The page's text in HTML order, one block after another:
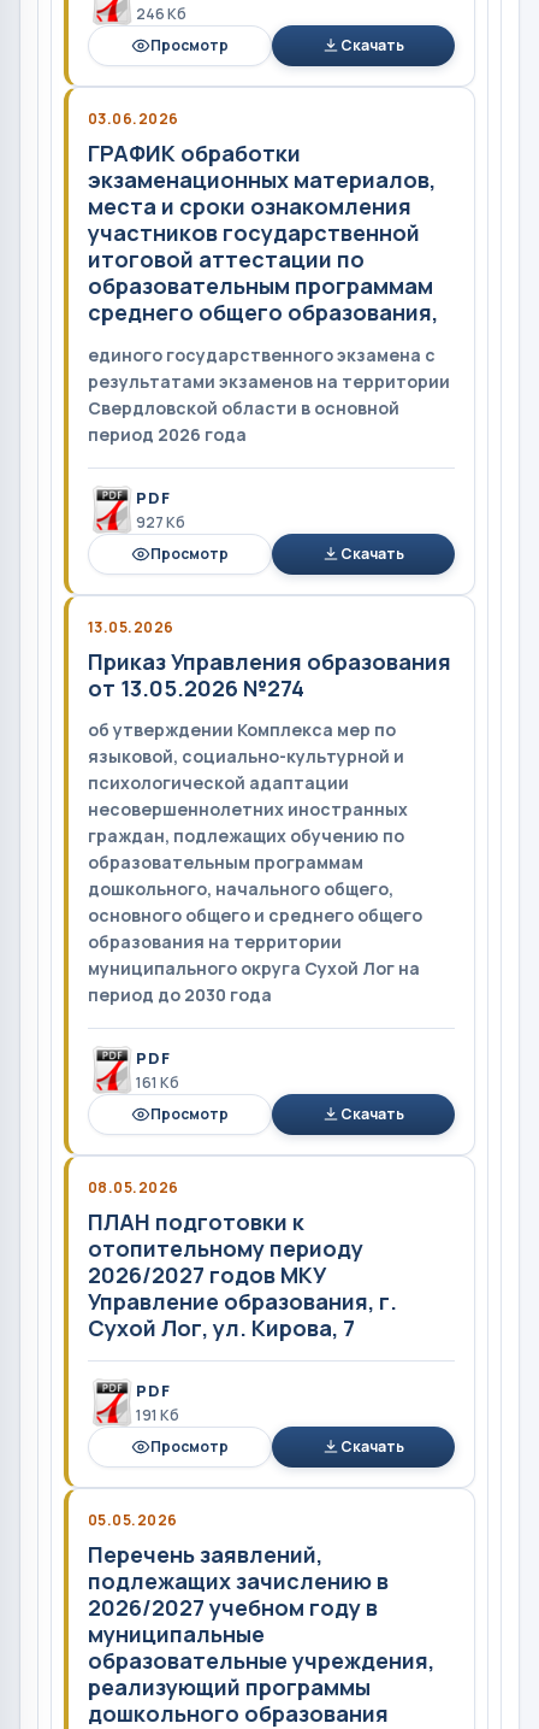
246 Кб
Просмотр
Скачать
03.06.2026
ГРАФИК обработки
экзаменационных материалов,
места и сроки ознакомления
участников государственной
итоговой аттестации по
образовательным программам
среднего общего образования,
единого государственного экзамена с
результатами экзаменов на территории
Свердловской области в основной
период 2026 года
PDF
927 Кб
Просмотр
Скачать
13.05.2026
Приказ Управления образования
от 13.05.2026 №274
об утверждении Комплекса мер по
языковой, социально-культурной и
психологической адаптации
несовершеннолетних иностранных
граждан, подлежащих обучению по
образовательным программам
дошкольного, начального общего,
основного общего и среднего общего
образования на территории
муниципального округа Сухой Лог на
период до 2030 года
PDF
161 Кб
Просмотр
Скачать
08.05.2026
ПЛАН подготовки к
отопительному периоду
2026/2027 годов МКУ
Управление образования, г.
Сухой Лог, ул. Кирова, 7
PDF
191 Кб
Просмотр
Скачать
05.05.2026
Перечень заявлений,
подлежащих зачислению в
2026/2027 учебном году в
муниципальные
образовательные учреждения,
реализующий программы
дошкольного образования